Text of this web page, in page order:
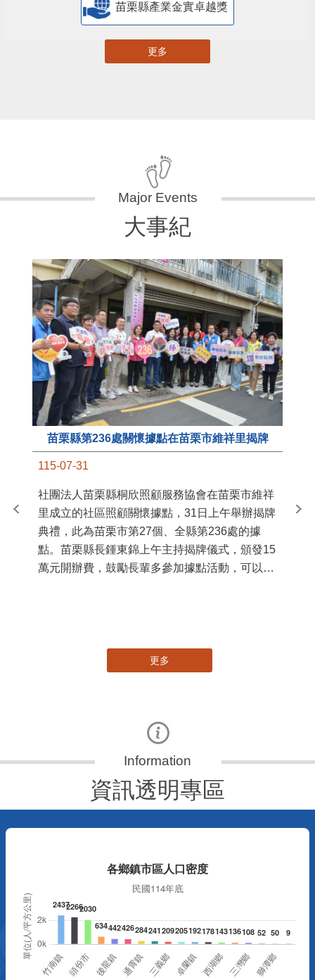
苗栗縣產業金實卓越獎
更多
大事紀
苗栗縣第236處關懷據點在苗栗市維祥里揭牌
115-07-31
社團法人苗栗縣桐欣照顧服務協會在苗栗市維祥
里成立的社區照顧關懷據點，31日上午舉辦揭牌
典禮，此為苗栗市第27個、全縣第236處的據
點。苗栗縣長鍾東錦上午主持揭牌儀式，頒發15
萬元開辦費，鼓勵長輩多參加據點活動，可以更
苗
更多
資訊透明專區